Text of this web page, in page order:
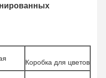
Коробка для цветов